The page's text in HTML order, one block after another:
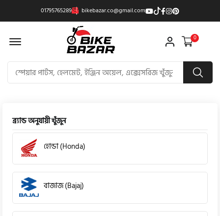
01795765289 bikebazar.co@gmail.com
Offcanvas Menu Open 0
ব্র্যান্ড অনুযায়ী খুঁজুন
হোন্ডা (Honda)
বাজাজ (Bajaj)